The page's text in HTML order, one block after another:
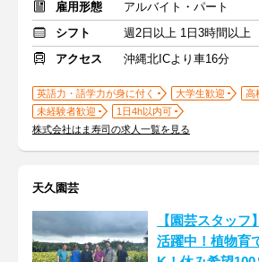
雇用形態
アルバイト・パート
シフト
週2日以上 1日3時間以上
アクセス
沖縄北ICより車16分
英語力・語学力が身に付く 大学生歓迎
高
未経験者歓迎
1日4h以内可
株式会社はま寿司の求人一覧を見る
天久園芸
【園芸スタッフ
活躍中！植物育